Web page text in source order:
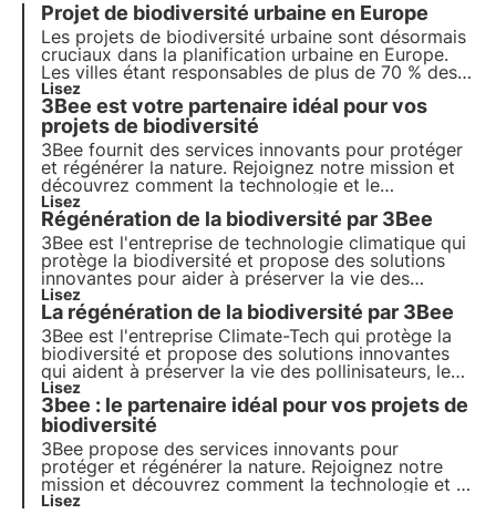
Projet de biodiversité urbaine en Europe
Les projets de biodiversité urbaine sont désormais
cruciaux dans la planification urbaine en Europe.
Les villes étant responsables de plus de 70 % des
émissions mondiales de carbone, il est devenu
essentiel d'intégrer des solutions basées sur la
nature pour réduire l'impact environnemental.
Lisez
3Bee est votre partenaire idéal pour vos
projets de biodiversité
3Bee fournit des services innovants pour protéger
et régénérer la nature. Rejoignez notre mission et
découvrez comment la technologie et le
développement durable se rejoignent pour créer un
avenir plus vert pour les entreprises et la planète.
Lisez
Régénération de la biodiversité par 3Bee
3Bee est l'entreprise de technologie climatique qui
protège la biodiversité et propose des solutions
innovantes pour aider à préserver la vie des
pollinisateurs, gardiens de la santé de nos
écosystèmes. Découvrez comment 3Bee travaille à
la régénération de la biodiversité.
Lisez
La régénération de la biodiversité par 3Bee
3Bee est l'entreprise Climate-Tech qui protège la
biodiversité et propose des solutions innovantes
qui aident à préserver la vie des pollinisateurs, les
gardiens de la santé de nos écosystèmes.
Découvrez comment 3Bee travaille à la
régénération de la biodiversité.
Lisez
3bee : le partenaire idéal pour vos projets de
biodiversité
3Bee propose des services innovants pour
protéger et régénérer la nature. Rejoignez notre
mission et découvrez comment la technologie et la
durabilité se rejoignent pour créer un avenir plus
Lisez